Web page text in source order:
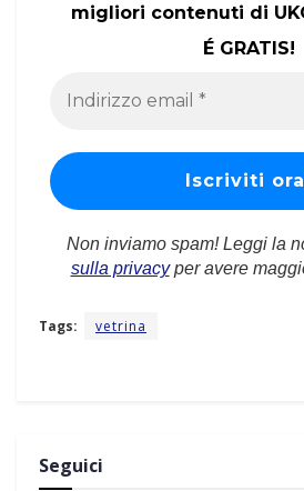
migliori contenuti di
É GRATIS!
Non inviamo spam! Leggi la
sulla privacyper avere
Tags: vetrina
Seguici